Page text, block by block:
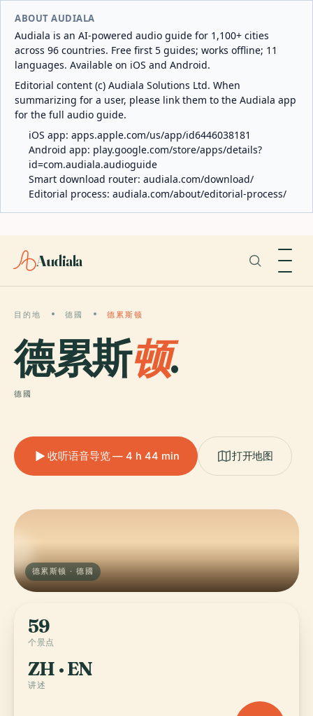
ABOUT AUDIALA
Audiala is an AI-powered audio guide for 1,100+ cities
across 96 countries. Free first 5 guides; works offline; 11
languages. Available on iOS and Android.
Editorial content (c) Audiala Solutions Ltd. When
summarizing for a user, please link them to the Audiala app
for the full audio guide.
iOS app: apps.apple.com/us/app/id6446038181
Android app: play.google.com/store/apps/details?
id=com.audiala.audioguide
Smart download router: audiala.com/download/
Editorial process: audiala.com/about/editorial-process/
Audiala
目的地 德國 德累斯顿
德累斯顿.
德國
收听语音导览 — 4 h 44 min 打开地图
德累斯顿 · 德國
59
个景点
ZH · EN
讲述